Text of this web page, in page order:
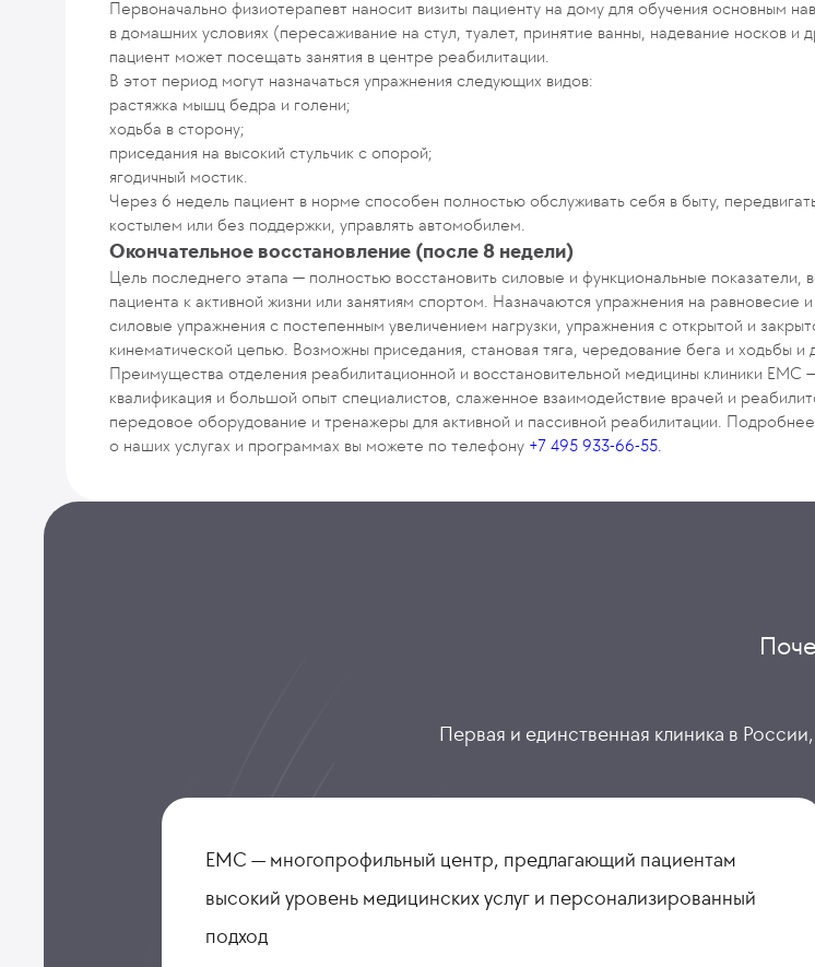
Первоначально физиотерапевт наносит визиты пациенту на дому для обучения основным
в домашних условиях (пересаживание на стул, туалет, принятие ванны, надевание носков и
пациент может посещать занятия в центре реабилитации.
В этот период могут назначаться упражнения следующих видов:
растяжка мышц бедра и голени;
ходьба в сторону;
приседания на высокий стульчик с опорой;
ягодичный мостик.
Через 6 недель пациент в норме способен полностью обслуживать себя в быту,
костылем или без поддержки, управлять автомобилем.
Окончательное восстановление (после 8 недели)
Цель последнего этапа — полностью восстановить силовые и функциональные показатели,
пациента к активной жизни или занятиям спортом. Назначаются упражнения на равновесие и
силовые упражнения с постепенным увеличением нагрузки, упражнения с открытой и
кинематической цепью. Возможны приседания, становая тяга, чередование бега и ходьбы и
Преимущества отделения реабилитационной и восстановительной медицины клиники EMC
квалификация и большой опыт специалистов, слаженное взаимодействие врачей и
передовое оборудование и тренажеры для активной и пассивной реабилитации. Подробнее
о наших услугах и программах вы можете по телефону +7 495 933-66-55.
Первая и единственная клиника в
ЕМС — многопрофильный центр, предлагающий пациентам
высокий уровень медицинских услуг и персонализированный
подход